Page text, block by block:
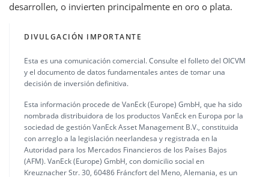
desarrollen, o invierten principalmente en oro o plata.
DIVULGACIÓN IMPORTANTE
Esta es una comunicación comercial. Consulte el folleto del OICVM
y el documento de datos fundamentales antes de tomar una
decisión de inversión definitiva.
Esta información procede de VanEck (Europe) GmbH, que ha sido
nombrada distribuidora de los productos VanEck en Europa por la
sociedad de gestión VanEck Asset Management B.V., constituida
con arreglo a la legislación neerlandesa y registrada en la
Autoridad para los Mercados Financieros de los Países Bajos
(AFM). VanEck (Europe) GmbH, con domicilio social en
Kreuznacher Str. 30, 60486 Fráncfort del Meno, Alemania, es un